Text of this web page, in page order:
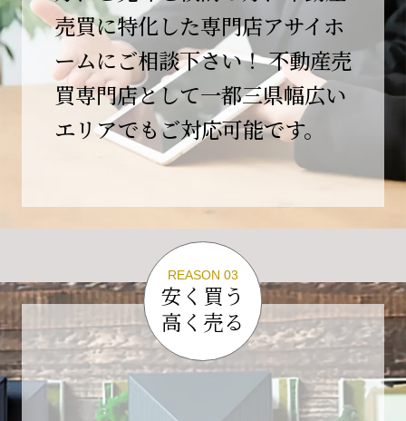
この節目を無事に迎えることができましたの
は、日頃よりご愛顧いただいているお客様、お
力添えをいただいている取引先の皆様、そして
支えてくださったすべての関係者の皆様のおか
げであり、心より深く感謝申し上げます。
10年という年月の中で、多くのご縁と学びをい
ただき、今日の当社があります。
しかしながら、10周年は通過点にすぎません。
る企業へと成長してまいります。
変化の激しい時代だからこそ、初心を忘れず、
挑戦を続け、社会に必要とされる存在であり続
けることをお約束いたします。
今後とも変わらぬご支援、ご指導を賜りますよ
う、何卒よろしくお願い申し上げます。
売買に特化した専門店アサイホ
ームにご相談下さい！ 不動産売
買専門店として一都三県幅広い
エリアでもご対応可能です。
REASON 03
安く買う
高く売る